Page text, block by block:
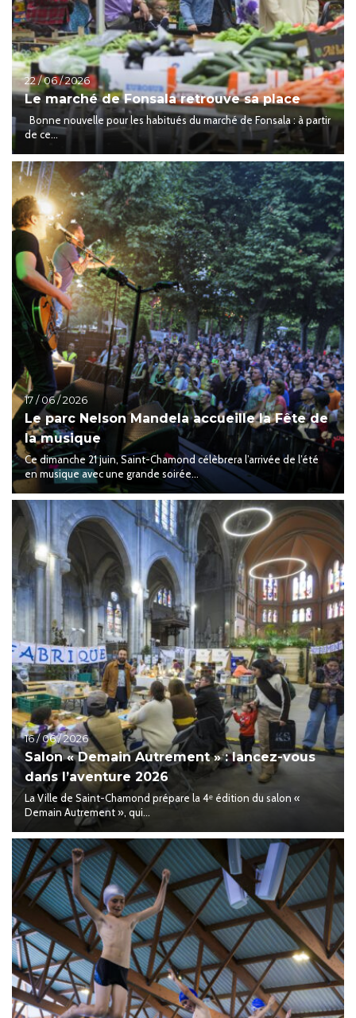
22 / 06 / 2026
Le marché de Fonsala retrouve sa place
Bonne nouvelle pour les habitués du marché de Fonsala : à partir
de ce...
17 / 06 / 2026
Le parc Nelson Mandela accueille la Fête de
la musique
Ce dimanche 21 juin, Saint-Chamond célèbrera l’arrivée de l’été
en musique avec une grande soirée...
16 / 06 / 2026
Salon « Demain Autrement » : lancez-vous
dans l’aventure 2026
La Ville de Saint-Chamond prépare la 4ᵉ édition du salon «
Demain Autrement », qui...